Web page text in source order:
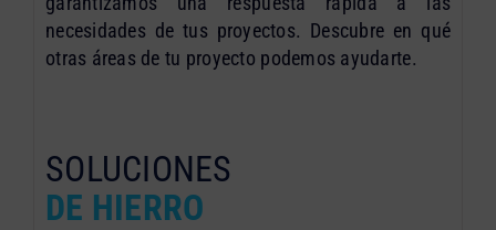
necesidades de tus proyectos. Descubre en qué
otras áreas de tu proyecto podemos ayudarte.
SOLUCIONES
DE HIERRO